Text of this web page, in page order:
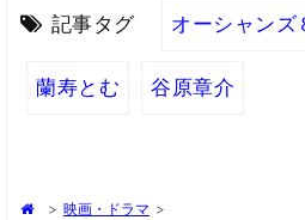
記事タグ オーシャンズ
蘭寿とむ 谷原章介
> 映画・ドラマ >